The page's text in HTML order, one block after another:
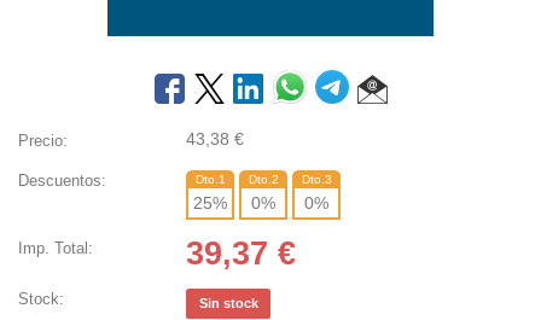
Precio: 43,38 €
Descuentos: Dto.1
25%
Dto.2
0%
Dto.3
0%
Imp. Total: 39,37 €
Stock: Sin stock